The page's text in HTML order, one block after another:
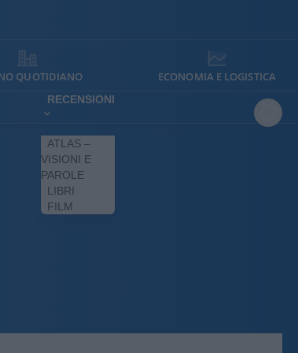
QUOTIDIANO ECONOMIA E LOGISTICA
RECENSIONI
ATLAS –
VISIONI E
PAROLE
LIBRI
FILM